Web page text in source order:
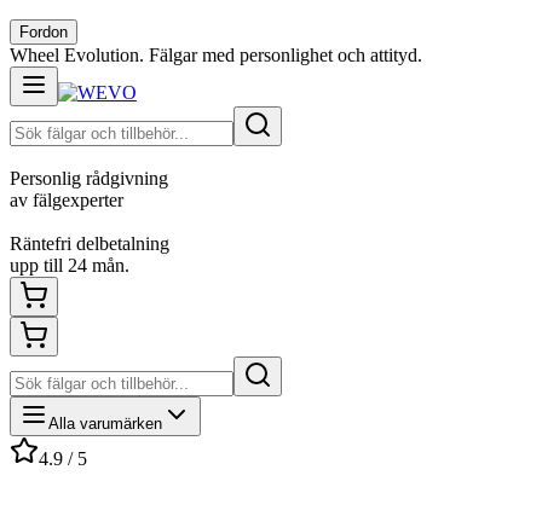
Fordon
Wheel Evolution. Fälgar med personlighet och attityd.
Personlig rådgivning
av fälgexperter
Räntefri delbetalning
upp till 24 mån.
Alla varumärken
4.9 / 5